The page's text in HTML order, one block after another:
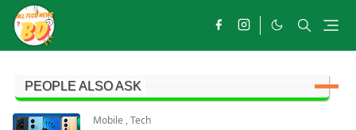
PEOPLE ALSO ASK
Mobile ,Tech